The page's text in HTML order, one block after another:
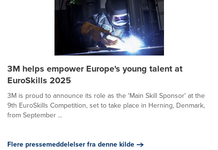
3M helps empower Europe's young talent at
EuroSkills 2025
3M is proud to announce its role as the 'Main Skill Sponsor' at the
9th EuroSkills Competition, set to take place in Herning, Denmark,
from September ...
Flere pressemeddelelser fra denne kilde